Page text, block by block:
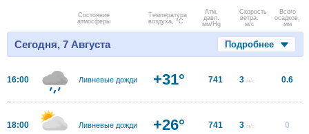
Состояние
атмосферы
Температура
воздуха, °C
Атм.
давл.
мм/Hg
Скорость
ветра.
м/с
Всего
осадков,
мм
Сегодня, 7 Августа Подробнее
16:00 Ливневые дожди +31° 741 3 м/с 0.6
18:00 Ливневые дожди +26° 741 3 м/с 0